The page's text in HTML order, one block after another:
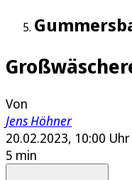
Von
Jens Höhner
20.02.2023, 10:00 Uhr
5 min